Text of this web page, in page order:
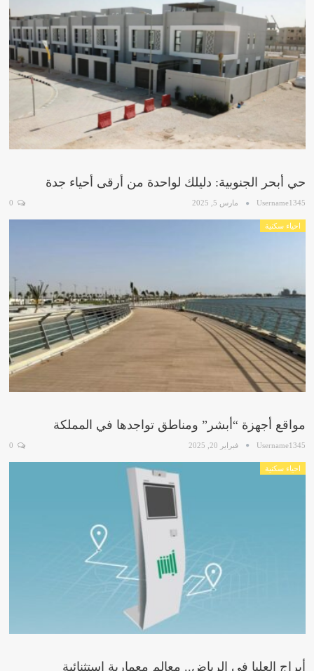
حي أبحر الجنوبية: دليلك لواحدة من أرقى أحياء جدة
Username1345 مارس 5, 2025
احياء سكنية
مواقع أجهزة “أبشر” ومناطق تواجدها في المملكة
Username1345 فبراير 20, 2025
احياء سكنية
أبراج العليا في الرياض.. معالم معمارية استثنائية